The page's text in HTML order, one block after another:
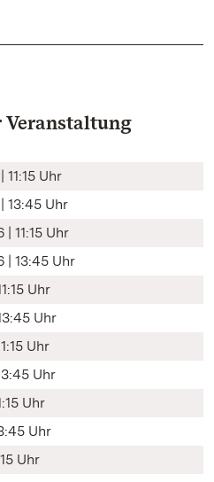
Veranstaltung
Uhr
13:45 Uhr
11:15 Uhr
| 13:45 Uhr
Uhr
Uhr
Uhr
Uhr
Uhr
Uhr
Uhr